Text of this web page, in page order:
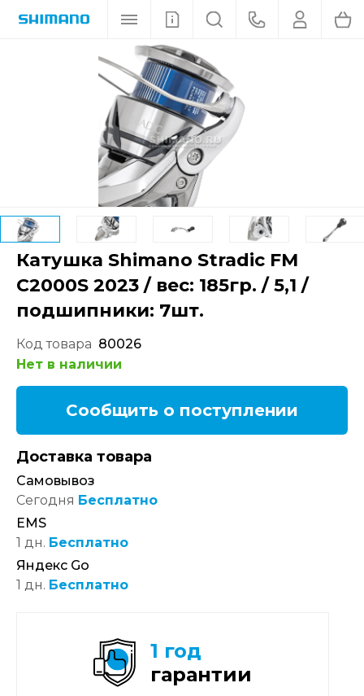
Катушка Shimano Stradic FM
C2000S 2023 / вес: 185гр. / 5,1 /
подшипники: 7шт.
Код товара 80026
Нет в наличии
Сообщить о поступлении
Доставка товара
Самовывоз
Сегодня Бесплатно
EMS
1 дн. Бесплатно
Яндекс Go
1 дн. Бесплатно
1 год
гарантии